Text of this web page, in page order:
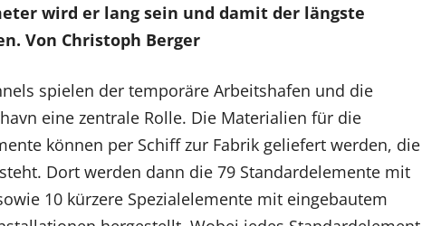
wird er lang sein und damit der längste
Von Christoph Berger
spielen der temporäre Arbeitshafen und die
eine zentrale Rolle. Die Materialien für die
können per Schiff zur Fabrik geliefert werden, die
Dort werden dann die 79 Standardelemente mit
10 kürzere Spezialelemente mit eingebautem